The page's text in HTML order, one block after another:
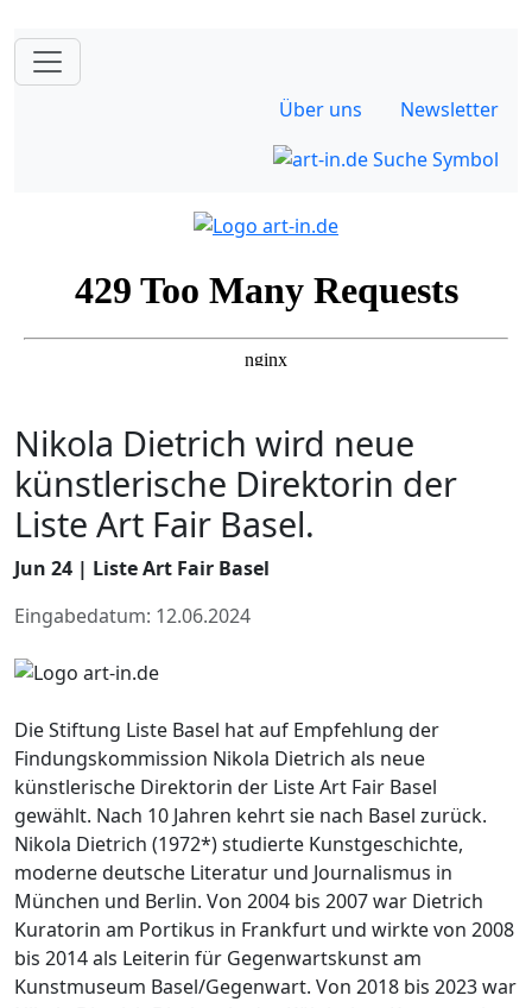
Über uns Newsletter
Nikola Dietrich wird neue
künstlerische Direktorin der
Liste Art Fair Basel.
Jun 24 | Liste Art Fair Basel
Eingabedatum: 12.06.2024
Die Stiftung Liste Basel hat auf Empfehlung der
Findungskommission Nikola Dietrich als neue
künstlerische Direktorin der Liste Art Fair Basel
gewählt. Nach 10 Jahren kehrt sie nach Basel zurück.
Nikola Dietrich (1972*) studierte Kunstgeschichte,
moderne deutsche Literatur und Journalismus in
München und Berlin. Von 2004 bis 2007 war Dietrich
Kuratorin am Portikus in Frankfurt und wirkte von 2008
bis 2014 als Leiterin für Gegenwartskunst am
Kunstmuseum Basel/Gegenwart. Von 2018 bis 2023 war